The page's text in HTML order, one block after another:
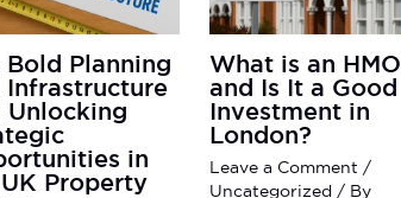
Bold Planning
Infrastructure
Unlocking
in
Property
What is an HMO
and Is It a Good
Investment in
London?
Leave a Comment /
Uncategorized/ By